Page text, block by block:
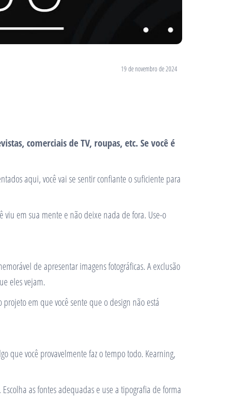
19 de novembro de 2024
comerciais de TV, roupas, etc. Se você é
aqui, você vai se sentir confiante o suficiente para
viu em sua mente e não deixe nada de fora. Use-o
de apresentar imagens fotográficas. A exclusão
eles vejam.
projeto em que você sente que o design não está
que você provavelmente faz o tempo todo. Kearning,
as fontes adequadas e use a tipografia de forma